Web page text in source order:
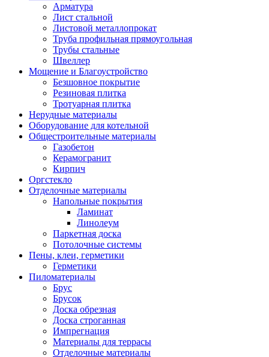
Арматура
Лист стальной
Листовой металлопрокат
Труба профильная прямоугольная
Трубы стальные
Швеллер
Мощение и Благоустройство
Безшовное покрытие
Резиновая плитка
Тротуарная плитка
Нерудные материалы
Оборудование для котельной
Общестроительные материалы
Газобетон
Керамогранит
Кирпич
Оргстекло
Отделочные материалы
Напольные покрытия
Ламинат
Линолеум
Паркетная доска
Потолочные системы
Пены, клеи, герметики
Герметики
Пиломатериалы
Брус
Брусок
Доска обрезная
Доска строганная
Импрегнация
Материалы для террасы
Отделочные материалы